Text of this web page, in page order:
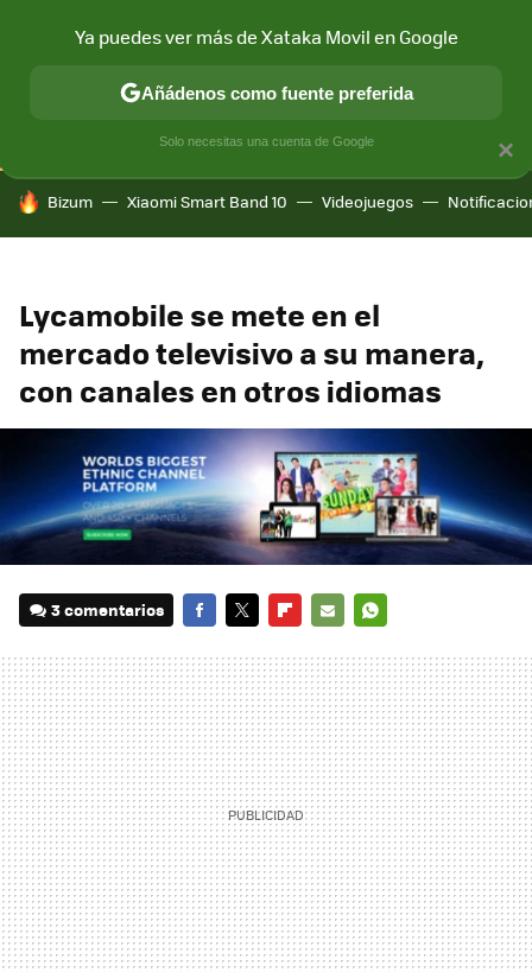
CONECTIVIDAD MÓVIL Y SOCIEDAD APLICACIONES
HOY SE HABLA DE
Bizum Xiaomi Smart Band 10 Videojuegos
Lycamobile se mete en el
mercado televisivo a su manera,
con canales en otros idiomas
3 comentarios
MAIL
×
Ya puedes ver más de Xataka Movil en Google
Añádenos como fuente preferida
Solo necesitas una cuenta de Google